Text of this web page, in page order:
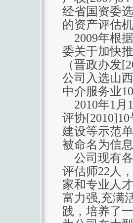
经省国资委
的资产评估
2009年根
委关于加快
（晋政办发
公司入选山
中介服务业
2010年1月
评协
建设等示范
被命名为信
公司现有各
评估师22人
家和专业人
富力强,充满
践，培养了